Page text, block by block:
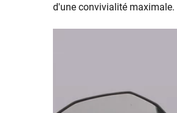
d'une convivialité maximale.